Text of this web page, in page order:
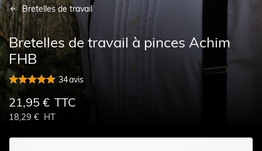
Bretelles de travail
Bretelles de travail à pinces Achim
FHB
34avis
21,95 € TTC
18,29 € HT